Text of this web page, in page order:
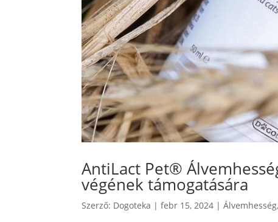
AntiLact Pet®
végének támogatására
Szerző: Dogoteka |febr 15, 2024 |Álvemhesség,